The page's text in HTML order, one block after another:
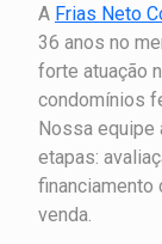
A Frias Neto
36 anos no
forte atuação
condomínios
Nossa equipe
etapas:
financiamento
venda.